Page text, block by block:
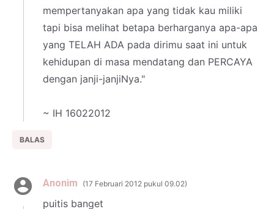
mempertanyakan apa yang tidak kau miliki
tapi bisa melihat betapa berharganya apa-apa
yang TELAH ADA pada dirimu saat ini untuk
kehidupan di masa mendatang dan PERCAYA
dengan janji-janjiNya."
~ IH 16022012
BALAS
Anonim 17 Februari 2012 pukul 09.02
puitis banget